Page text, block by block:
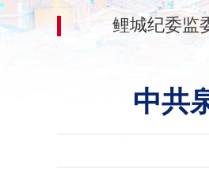
鲤城纪委监
中共